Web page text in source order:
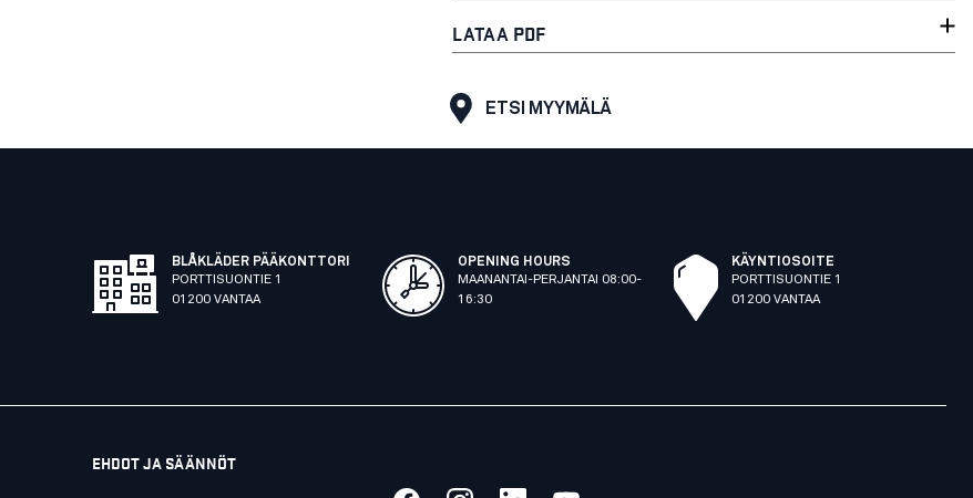
LATAA PDF
ETSI MYYMÄLÄ
BLÅKLÄDER PÄÄKONTTORI
PORTTISUONTIE 1
01200 VANTAA
OPENING HOURS
MAANANTAI-PERJANTAI 08:00-
16:30
KÄYNTIOSOITE
PORTTISUONTIE 1
01200 VANTAA
EHDOT JA SÄÄNNÖT